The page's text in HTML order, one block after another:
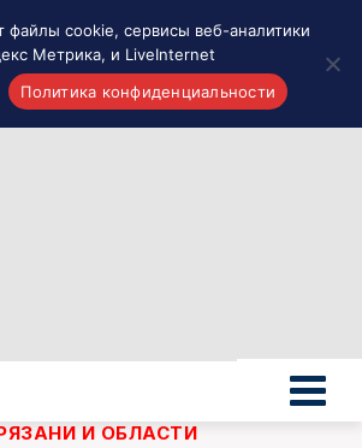
И ОБЛАСТИ
файлы cookie, сервисы веб-аналитики
Метрика, и LiveInternet
Политика конфиденциальности